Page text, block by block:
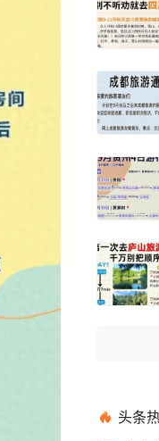
头条